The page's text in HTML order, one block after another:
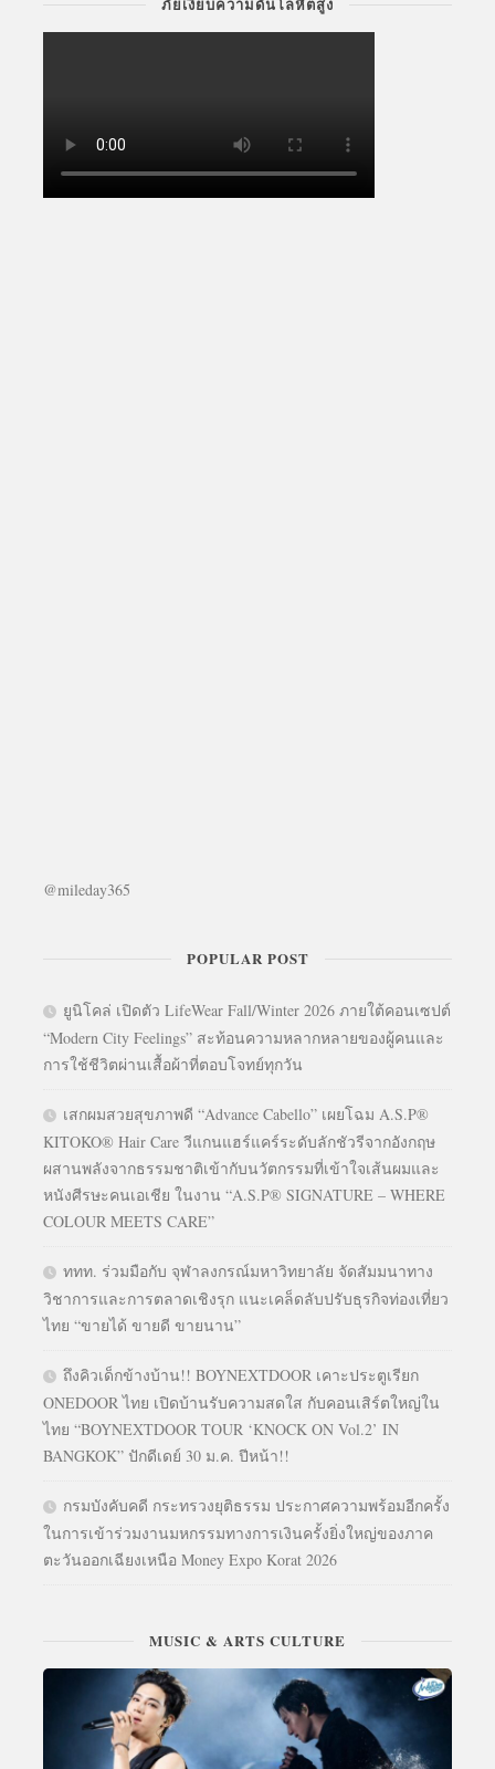
ภัยเงียบความดันโลหิตสูง
@mileday365
POPULAR POST
ยูนิโคล่ เปิดตัว LifeWear Fall/Winter 2026 ภายใต้คอนเซปต์
“Modern City Feelings” สะท้อนความหลากหลายของผู้คนและ
การใช้ชีวิตผ่านเสื้อผ้าที่ตอบโจทย์ทุกวัน
เสกผมสวยสุขภาพดี “Advance Cabello” เผยโฉม A.S.P®
KITOKO® Hair Care วีแกนแฮร์แคร์ระดับลักชัวรีจากอังกฤษ
ผสานพลังจากธรรมชาติเข้ากับนวัตกรรมที่เข้าใจเส้นผมและ
หนังศีรษะคนเอเชีย ในงาน “A.S.P® SIGNATURE – WHERE
COLOUR MEETS CARE”
ททท. ร่วมมือกับ จุฬาลงกรณ์มหาวิทยาลัย จัดสัมมนาทาง
วิชาการและการตลาดเชิงรุก แนะเคล็ดลับปรับธุรกิจท่องเที่ยว
ไทย “ขายได้ ขายดี ขายนาน”
ถึงคิวเด็กข้างบ้าน!! BOYNEXTDOOR เคาะประตูเรียก
ONEDOOR ไทย เปิดบ้านรับความสดใส กับคอนเสิร์ตใหญ่ใน
ไทย “BOYNEXTDOOR TOUR ‘KNOCK ON Vol.2’ IN
BANGKOK” ปักดีเดย์ 30 ม.ค. ปีหน้า!!
กรมบังคับคดี กระทรวงยุติธรรม ประกาศความพร้อมอีกครั้ง
ในการเข้าร่วมงานมหกรรมทางการเงินครั้งยิ่งใหญ่ของภาค
ตะวันออกเฉียงเหนือ Money Expo Korat 2026
MUSIC & ARTS CULTURE